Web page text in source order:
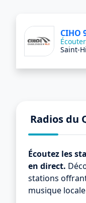
CIHO
Saint-
Radios du
Écoutez les
en direct.
stations
musique